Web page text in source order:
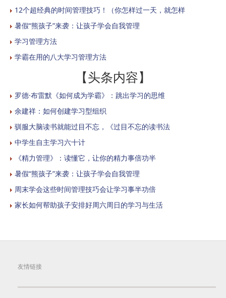
12个超经典的时间管理技巧！（你怎样过一天，就怎样
暑假“熊孩子”来袭：让孩子学会自我管理
学习管理方法
学霸在用的八大学习管理方法
【头条内容】
罗德·布雷默《如何成为学霸》：跳出学习的思维
余建祥：如何创建学习型组织
驯服大脑读书就能过目不忘，《过目不忘的读书法
中学生自主学习六十计
《精力管理》：读懂它，让你的精力事倍功半
暑假“熊孩子”来袭：让孩子学会自我管理
周末学会这些时间管理技巧会让学习事半功倍
家长如何帮助孩子安排好周六周日的学习与生活
友情链接